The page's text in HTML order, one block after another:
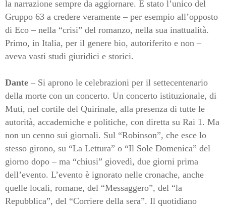
la narrazione sempre da aggiornare. È stato l’unico del
Gruppo 63 a credere veramente – per esempio all’opposto
di Eco – nella “crisi” del romanzo, nella sua inattualità.
Primo, in Italia, per il genere bio, autoriferito e non –
aveva vasti studi giuridici e storici.
Dante – Si aprono le celebrazioni per il settecentenario
della morte con un concerto. Un concerto istituzionale, di
Muti, nel cortile del Quirinale, alla presenza di tutte le
autorità, accademiche e politiche, con diretta su Rai 1. Ma
non un cenno sui giornali. Sul “Robinson”, che esce lo
stesso girono, su “La Lettura” o “Il Sole Domenica” del
giorno dopo – ma “chiusi” giovedì, due giorni prima
dell’evento. L’evento è ignorato nelle cronache, anche
quelle locali, romane, del “Messaggero”, del “la
Repubblica”, del “Corriere della sera”. Il quotidiano